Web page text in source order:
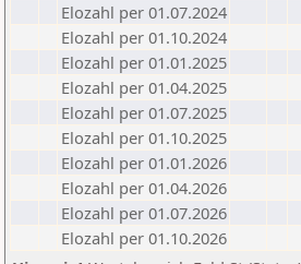
Elozahl per 01.07.2024
Elozahl per 01.10.2024
Elozahl per 01.01.2025
Elozahl per 01.04.2025
Elozahl per 01.07.2025
Elozahl per 01.10.2025
Elozahl per 01.01.2026
Elozahl per 01.04.2026
Elozahl per 01.07.2026
Elozahl per 01.10.2026